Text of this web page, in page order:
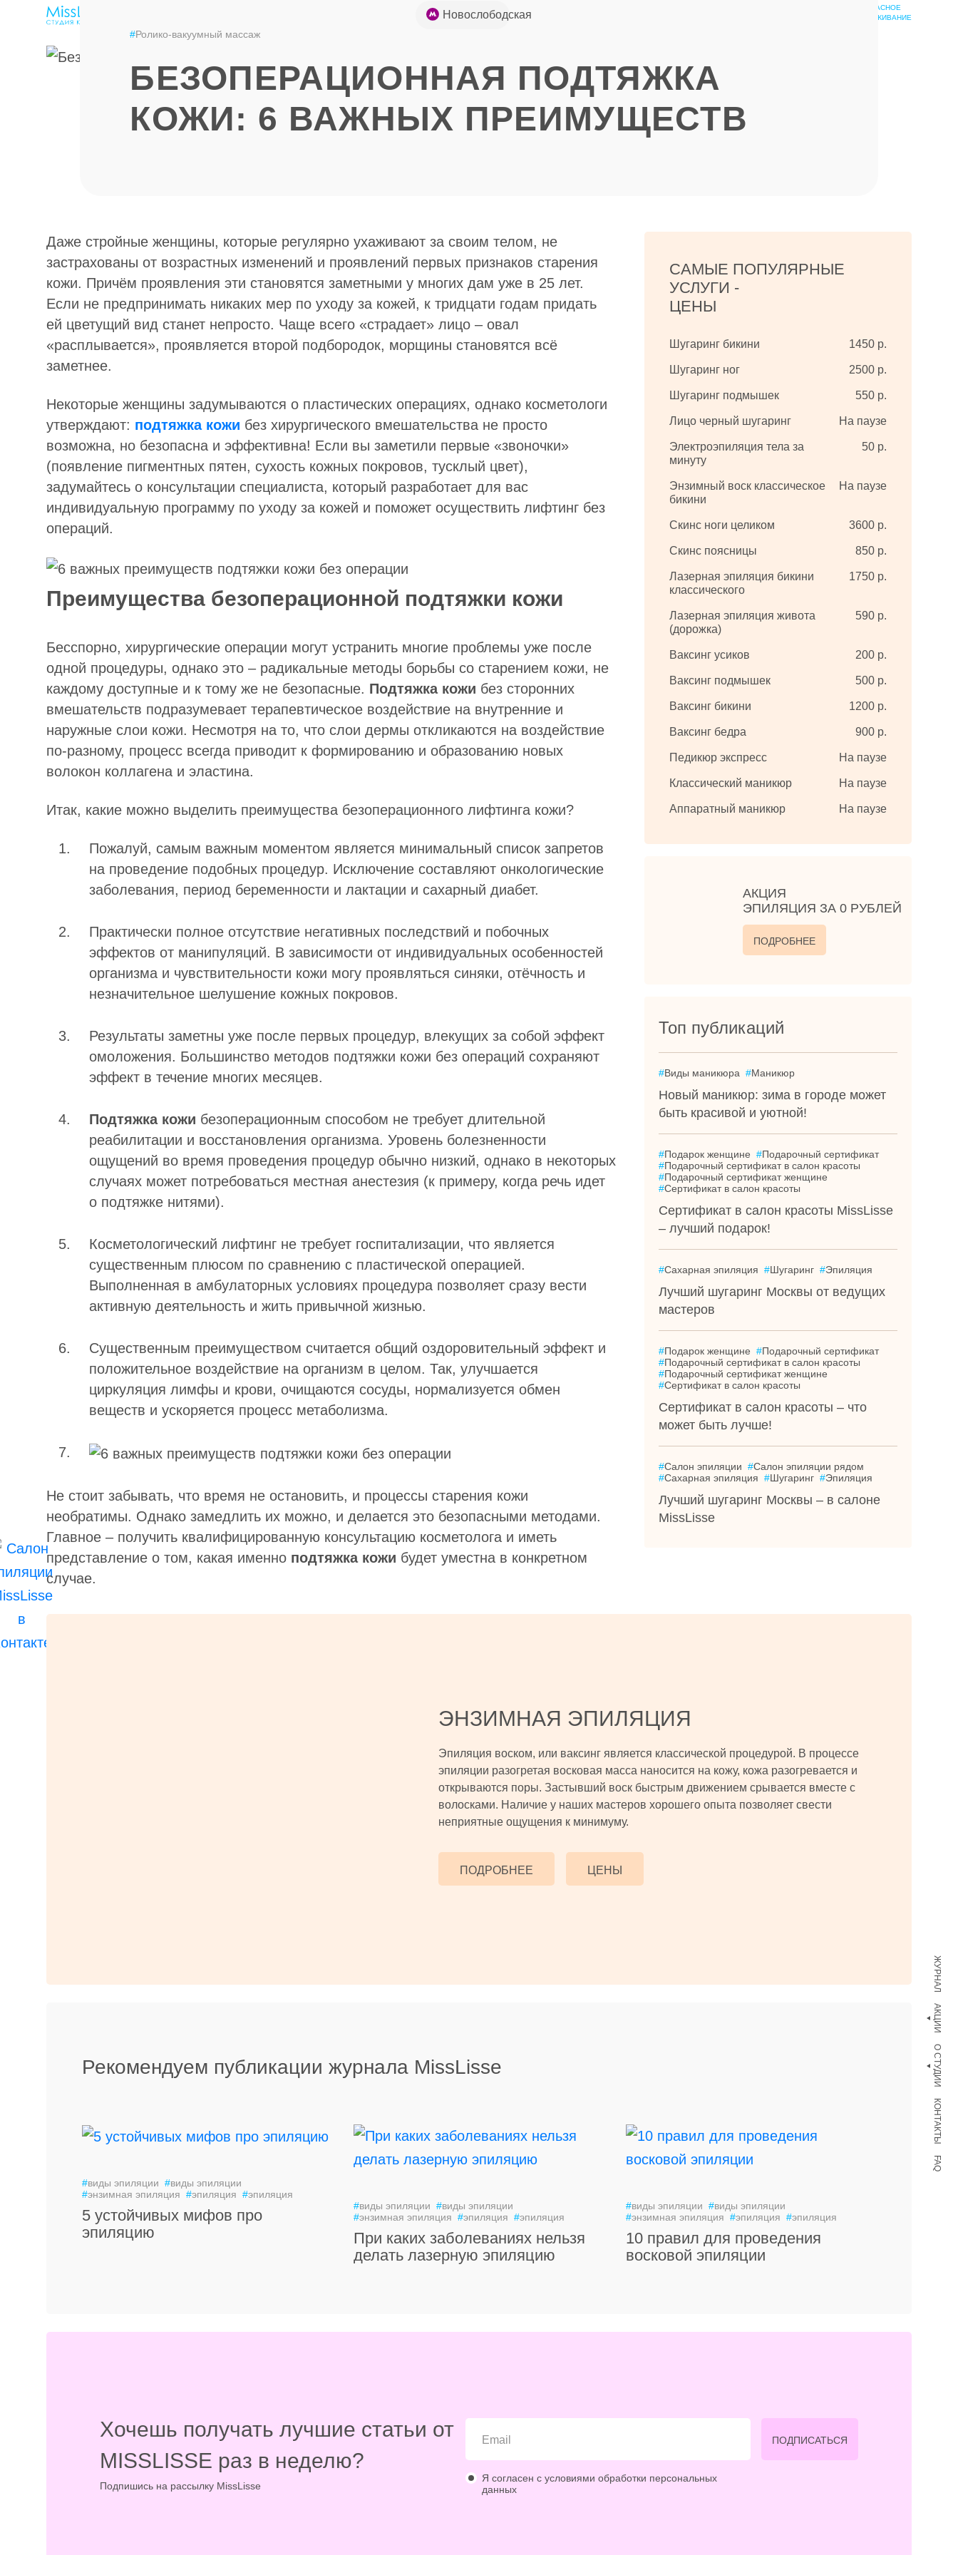
Новослободская+7 (926) 852-
БЕЗОПАСНОЕ
ОБСЛУЖИВАНИЕ
ЖУРНАЛ
АКЦИИ
О СТУДИИ
КОНТАКТЫ
FAQ
#Ролико-вакуумный массаж
БЕЗОПЕРАЦИОННАЯ ПОДТЯЖКА
КОЖИ: 6 ВАЖНЫХ ПРЕИМУЩЕСТВ
Даже стройные женщины, которые регулярно ухаживают за своим телом, не
застрахованы от возрастных изменений и проявлений первых признаков старения
кожи. Причём проявления эти становятся заметными у многих дам уже в 25 лет.
Если не предпринимать никаких мер по уходу за кожей, к тридцати годам придать
ей цветущий вид станет непросто. Чаще всего «страдает» лицо – овал
«расплывается», проявляется второй подбородок, морщины становятся всё
заметнее.
Некоторые женщины задумываются о пластических операциях, однако косметологи
утверждают: подтяжка кожи без хирургического вмешательства не просто
возможна, но безопасна и эффективна! Если вы заметили первые «звоночки»
(появление пигментных пятен, сухость кожных покровов, тусклый цвет),
задумайтесь о консультации специалиста, который разработает для вас
индивидуальную программу по уходу за кожей и поможет осуществить лифтинг без
операций.
Преимущества безоперационной подтяжки кожи
Бесспорно, хирургические операции могут устранить многие проблемы уже после
одной процедуры, однако это – радикальные методы борьбы со старением кожи, не
каждому доступные и к тому же не безопасные. Подтяжка кожи без сторонних
вмешательств подразумевает терапевтическое воздействие на внутренние и
наружные слои кожи. Несмотря на то, что слои дермы откликаются на воздействие
по-разному, процесс всегда приводит к формированию и образованию новых
волокон коллагена и эластина.
Итак, какие можно выделить преимущества безоперационного лифтинга кожи?
Пожалуй, самым важным моментом является минимальный список запретов
на проведение подобных процедур. Исключение составляют онкологические
заболевания, период беременности и лактации и сахарный диабет.
Практически полное отсутствие негативных последствий и побочных
эффектов от манипуляций. В зависимости от индивидуальных особенностей
организма и чувствительности кожи могу проявляться синяки, отёчность и
незначительное шелушение кожных покровов.
Результаты заметны уже после первых процедур, влекущих за собой эффект
омоложения. Большинство методов подтяжки кожи без операций сохраняют
эффект в течение многих месяцев.
Подтяжка кожи безоперационным способом не требует длительной
реабилитации и восстановления организма. Уровень болезненности
ощущений во время проведения процедур обычно низкий, однако в некоторых
случаях может потребоваться местная анестезия (к примеру, когда речь идет
о подтяжке нитями).
Косметологический лифтинг не требует госпитализации, что является
существенным плюсом по сравнению с пластической операцией.
Выполненная в амбулаторных условиях процедура позволяет сразу вести
активную деятельность и жить привычной жизнью.
Существенным преимуществом считается общий оздоровительный эффект и
положительное воздействие на организм в целом. Так, улучшается
циркуляция лимфы и крови, очищаются сосуды, нормализуется обмен
веществ и ускоряется процесс метаболизма.
Не стоит забывать, что время не остановить, и процессы старения кожи
необратимы. Однако замедлить их можно, и делается это безопасными методами.
Главное – получить квалифицированную консультацию косметолога и иметь
представление о том, какая именно подтяжка кожи будет уместна в конкретном
случае.
САМЫЕ ПОПУЛЯРНЫЕ
УСЛУГИ -
ЦЕНЫ
Шугаринг бикини 1450 р.
Шугаринг ног 2500 р.
Шугаринг подмышек 550 р.
Лицо черный шугаринг На паузе
Электроэпиляция тела за
минуту
50 р.
Энзимный воск классическое
бикини
На паузе
Скинс ноги целиком 3600 р.
Скинс поясницы 850 р.
Лазерная эпиляция бикини
классического
1750 р.
Лазерная эпиляция живота
(дорожка)
590 р.
Ваксинг усиков 200 р.
Ваксинг подмышек 500 р.
Ваксинг бикини 1200 р.
Ваксинг бедра 900 р.
Педикюр экспресс На паузе
Классический маникюр На паузе
Аппаратный маникюр На паузе
АКЦИЯ
ЭПИЛЯЦИЯ ЗА 0 РУБЛЕЙ
ПОДРОБНЕЕ
Топ публикаций
#Виды маникюра #Маникюр
Новый маникюр: зима в городе может
быть красивой и уютной!
#Подарок женщине #Подарочный сертификат
#Подарочный сертификат в салон красоты
#Подарочный сертификат женщине
#Сертификат в салон красоты
Сертификат в салон красоты MissLisse
– лучший подарок!
#Сахарная эпиляция #Шугаринг #Эпиляция
Лучший шугаринг Москвы от ведущих
мастеров
#Подарок женщине #Подарочный сертификат
#Подарочный сертификат в салон красоты
#Подарочный сертификат женщине
#Сертификат в салон красоты
Сертификат в салон красоты – что
может быть лучше!
#Салон эпиляции #Салон эпиляции рядом
#Сахарная эпиляция #Шугаринг #Эпиляция
Лучший шугаринг Москвы – в салоне
MissLisse
ЭНЗИМНАЯ ЭПИЛЯЦИЯ
Эпиляция воском, или ваксинг является классической процедурой. В процессе
эпиляции разогретая восковая масса наносится на кожу, кожа разогревается и
открываются поры. Застывший воск быстрым движением срывается вместе с
волосками. Наличие у наших мастеров хорошего опыта позволяет свести
неприятные ощущения к минимуму.
ПОДРОБНЕЕ ЦЕНЫ
Рекомендуем публикации журнала MissLisse
#виды эпиляции #виды эпиляции
#энзимная эпиляция #эпиляция #эпиляция
5 устойчивых мифов про
эпиляцию
#виды эпиляции #виды эпиляции
#энзимная эпиляция #эпиляция #эпиляция
При каких заболеваниях нельзя
делать лазерную эпиляцию
#виды эпиляции #виды эпиляции
#энзимная эпиляция #эпиляция #эпиляция
10 правил для проведения
восковой эпиляции
Хочешь получать лучшие статьи от
MISSLISSE раз в неделю?
Подпишись на рассылку MissLisse
Я согласен с условиями обработки персональных
данных
ПОДПИСАТЬСЯ